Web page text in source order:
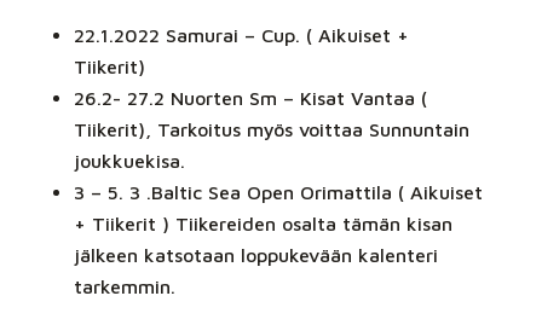
22.1.2022 Samurai – Cup. ( Aikuiset +
Tiikerit)
26.2- 27.2 Nuorten Sm – Kisat Vantaa (
Tiikerit), Tarkoitus myös voittaa Sunnuntain
joukkuekisa.
3 – 5. 3 .Baltic Sea Open Orimattila ( Aikuiset
+ Tiikerit ) Tiikereiden osalta tämän kisan
jälkeen katsotaan loppukevään kalenteri
tarkemmin.